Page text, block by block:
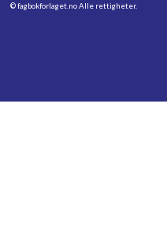
©fagbokforlaget.noAlle rettigheter.